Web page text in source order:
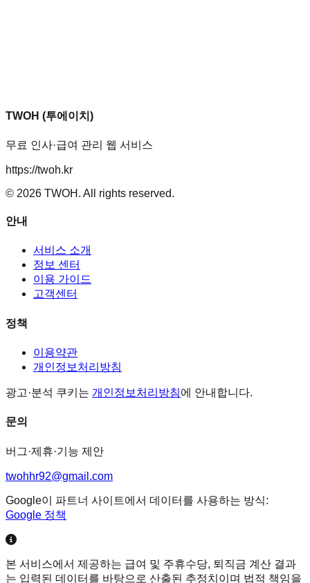
TWOH (투에이치)
무료 인사·급여 관리 웹 서비스
https://twoh.kr
© 2026 TWOH. All rights reserved.
안내
서비스 소개
정보 센터
이용 가이드
고객센터
정책
이용약관
개인정보처리방침
광고·분석 쿠키는 개인정보처리방침에 안내합니다.
문의
버그·제휴·기능 제안
twohhr92@gmail.com
Google이 파트너 사이트에서 데이터를 사용하는 방식:
Google 정책
본 서비스에서 제공하는 급여 및 주휴수당, 퇴직금 계산 결과
는 입력된 데이터를 바탕으로 산출된 추정치이며 법적 책임을